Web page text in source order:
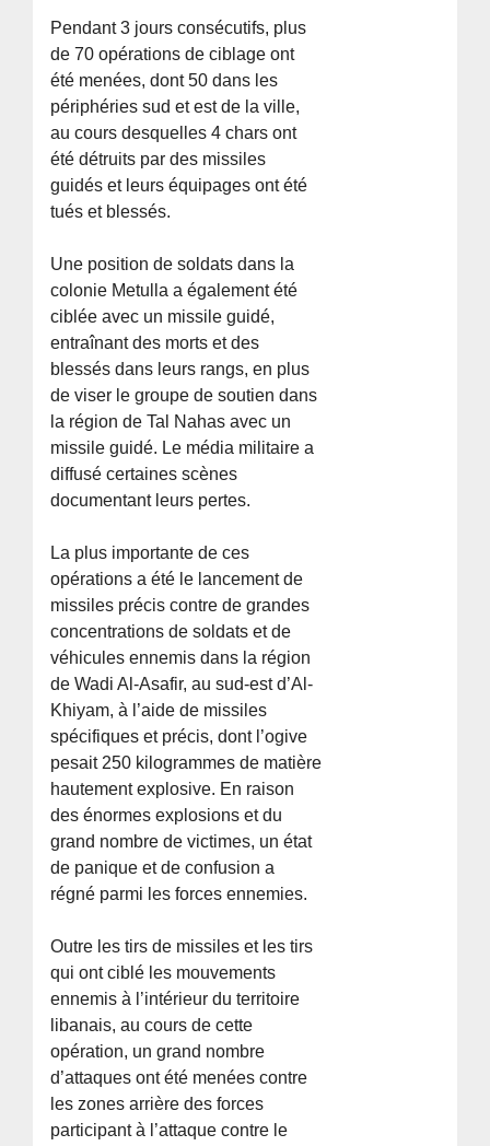
Pendant 3 jours consécutifs, plus
de 70 opérations de ciblage ont
été menées, dont 50 dans les
périphéries sud et est de la ville,
au cours desquelles 4 chars ont
été détruits par des missiles
guidés et leurs équipages ont été
tués et blessés.
Une position de soldats dans la
colonie Metulla a également été
ciblée avec un missile guidé,
entraînant des morts et des
blessés dans leurs rangs, en plus
de viser le groupe de soutien dans
la région de Tal Nahas avec un
missile guidé. Le média militaire a
diffusé certaines scènes
documentant leurs pertes.
La plus importante de ces
opérations a été le lancement de
missiles précis contre de grandes
concentrations de soldats et de
véhicules ennemis dans la région
de Wadi Al-Asafir, au sud-est d’Al-
Khiyam, à l’aide de missiles
spécifiques et précis, dont l’ogive
pesait 250 kilogrammes de matière
hautement explosive. En raison
des énormes explosions et du
grand nombre de victimes, un état
de panique et de confusion a
régné parmi les forces ennemies.
Outre les tirs de missiles et les tirs
qui ont ciblé les mouvements
ennemis à l’intérieur du territoire
libanais, au cours de cette
opération, un grand nombre
d’attaques ont été menées contre
les zones arrière des forces
participant à l’attaque contre le